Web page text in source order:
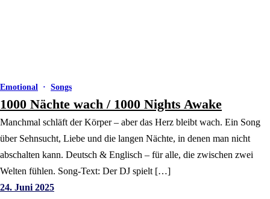
Emotional · Songs
1000 Nächte wach / 1000 Nights Awake
Manchmal schläft der Körper – aber das Herz bleibt wach. Ein Song
über Sehnsucht, Liebe und die langen Nächte, in denen man nicht
abschalten kann. Deutsch & Englisch – für alle, die zwischen zwei
Welten fühlen. Song-Text: Der DJ spielt […]
24. Juni 2025